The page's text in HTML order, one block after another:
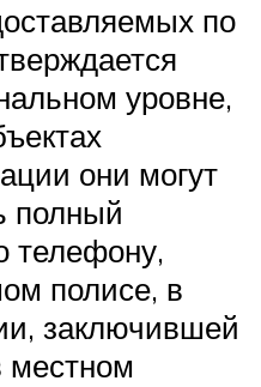
по
уровне,
они могут
полный
телефону,
полисе, в
заключившей
местном